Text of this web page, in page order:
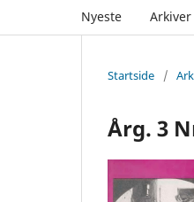
Nyeste Arkiver
Startside /
Årg. 3